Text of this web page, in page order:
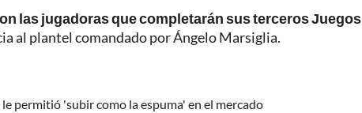
las jugadoras que completarán sus terceros Juegos
al plantel comandado por Ángelo Marsiglia.
permitió 'subir como la espuma' en el mercado